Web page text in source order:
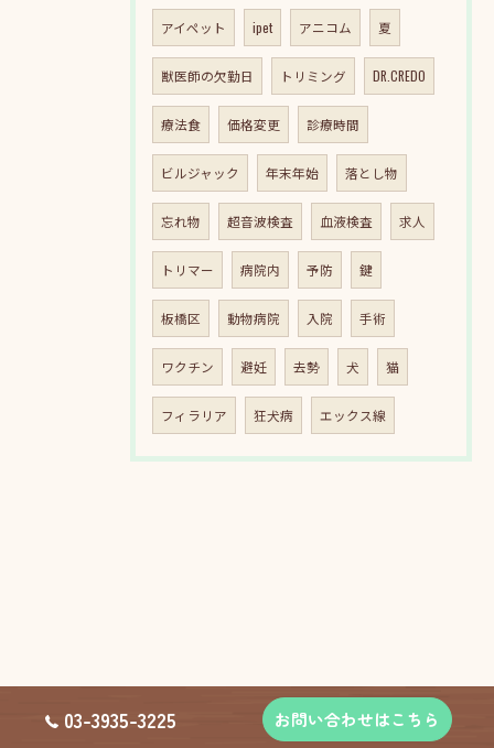
アイペット ipet アニコム 夏
獣医師の欠勤日 トリミング DR.CREDO
療法食 価格変更 診療時間
ビルジャック 年末年始 落とし物
忘れ物 超音波検査 血液検査 求人
トリマー 病院内 予防 鍵
板橋区 動物病院 入院 手術
ワクチン 避妊 去勢 犬 猫
フィラリア 狂犬病 エックス線
03-3935-3225 お問い合わせはこちら